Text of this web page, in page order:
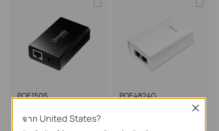
POE150S POE4824G
จาก United States?
Close